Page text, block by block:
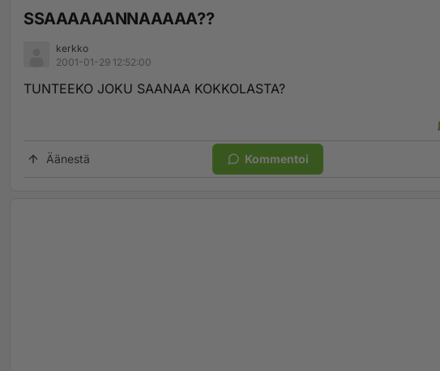
SSAAAAAANNAAAAA??
kerkko
2001-01-29 12:52:00
TUNTEEKO JOKU SAANAA KOKKOLASTA?
Äänestä Kommentoi